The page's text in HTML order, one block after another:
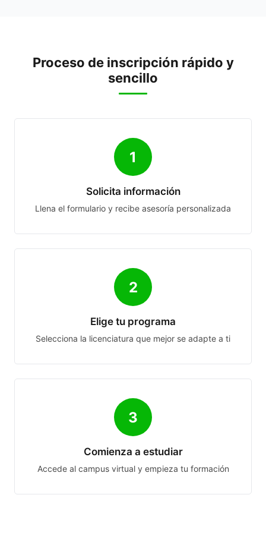
Proceso de inscripción rápido y
sencillo
1
Solicita información
Llena el formulario y recibe asesoría personalizada
2
Elige tu programa
Selecciona la licenciatura que mejor se adapte a ti
3
Comienza a estudiar
Accede al campus virtual y empieza tu formación